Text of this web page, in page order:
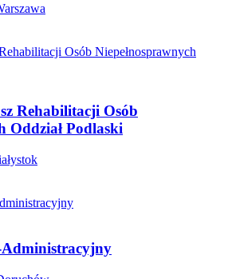
Rehabilitacji Osób
Oddział Podlaski
Administracyjny